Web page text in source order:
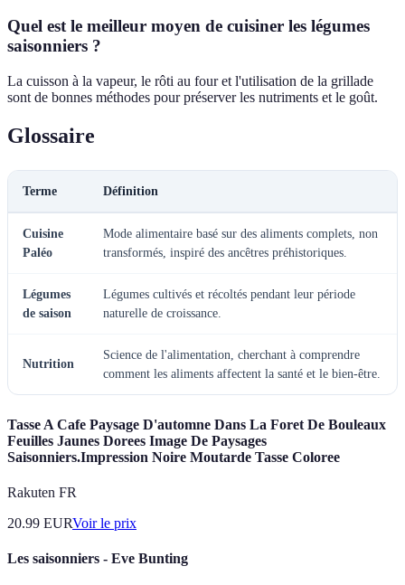
Quel est le meilleur moyen de cuisiner les légumes
saisonniers ?
La cuisson à la vapeur, le rôti au four et l'utilisation de la grillade
sont de bonnes méthodes pour préserver les nutriments et le goût.
Glossaire
Terme Définition
Cuisine
Paléo
Mode alimentaire basé sur des aliments complets, non
transformés, inspiré des ancêtres préhistoriques.
Légumes
de saison
Légumes cultivés et récoltés pendant leur période
naturelle de croissance.
Nutrition
Science de l'alimentation, cherchant à comprendre
comment les aliments affectent la santé et le bien-être.
Tasse A Cafe Paysage D'automne Dans La Foret De Bouleaux
Feuilles Jaunes Dorees Image De Paysages
Saisonniers.Impression Noire Moutarde Tasse Coloree
Rakuten FR
20.99 EURVoir le prix
Les saisonniers - Eve Bunting